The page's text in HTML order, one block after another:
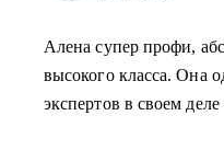
Алена супер профи,
высокого класса. Она
экспертов в своем